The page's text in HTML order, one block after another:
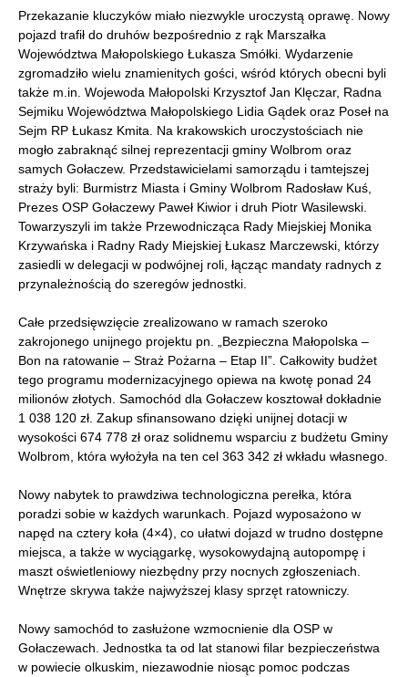
Przekazanie kluczyków miało niezwykle uroczystą oprawę. Nowy
pojazd trafił do druhów bezpośrednio z rąk Marszałka
Województwa Małopolskiego Łukasza Smółki. Wydarzenie
zgromadziło wielu znamienitych gości, wśród których obecni byli
także m.in. Wojewoda Małopolski Krzysztof Jan Klęczar, Radna
Sejmiku Województwa Małopolskiego Lidia Gądek oraz Poseł na
Sejm RP Łukasz Kmita. Na krakowskich uroczystościach nie
mogło zabraknąć silnej reprezentacji gminy Wolbrom oraz
samych Gołaczew. Przedstawicielami samorządu i tamtejszej
straży byli: Burmistrz Miasta i Gminy Wolbrom Radosław Kuś,
Prezes OSP Gołaczewy Paweł Kiwior i druh Piotr Wasilewski.
Towarzyszyli im także Przewodnicząca Rady Miejskiej Monika
Krzywańska i Radny Rady Miejskiej Łukasz Marczewski, którzy
zasiedli w delegacji w podwójnej roli, łącząc mandaty radnych z
przynależnością do szeregów jednostki.
Całe przedsięwzięcie zrealizowano w ramach szeroko
zakrojonego unijnego projektu pn. „Bezpieczna Małopolska –
Bon na ratowanie – Straż Pożarna – Etap II”. Całkowity budżet
tego programu modernizacyjnego opiewa na kwotę ponad 24
milionów złotych. Samochód dla Gołaczew kosztował dokładnie
1 038 120 zł. Zakup sfinansowano dzięki unijnej dotacji w
wysokości 674 778 zł oraz solidnemu wsparciu z budżetu Gminy
Wolbrom, która wyłożyła na ten cel 363 342 zł wkładu własnego.
Nowy nabytek to prawdziwa technologiczna perełka, która
poradzi sobie w każdych warunkach. Pojazd wyposażono w
napęd na cztery koła (4×4), co ułatwi dojazd w trudno dostępne
miejsca, a także w wyciągarkę, wysokowydajną autopompę i
maszt oświetleniowy niezbędny przy nocnych zgłoszeniach.
Wnętrze skrywa także najwyższej klasy sprzęt ratowniczy.
Nowy samochód to zasłużone wzmocnienie dla OSP w
Gołaczewach. Jednostka ta od lat stanowi filar bezpieczeństwa
w powiecie olkuskim, niezawodnie niosąc pomoc podczas